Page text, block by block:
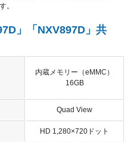
。
」「NXV897D」共
内蔵メモリー（eMMC）
16GB
Quad View
HD 1,280×720ドット